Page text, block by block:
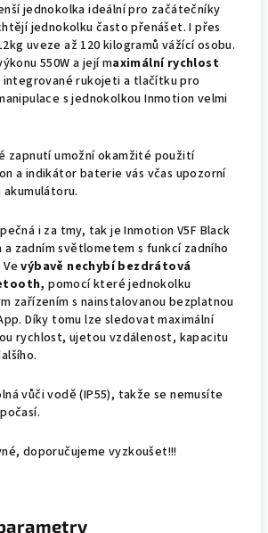
jednokolka ideální pro začátečníky
jednokolku často přenášet. I přes
uveze až 120 kilogramů vážící osobu.
550W a její maximální rychlost
integrované rukojeti a tlačítku pro
s jednokolkou Inmotion velmi
zapnutí umožní okamžité použití
a indikátor baterie vás včas upozorní
i za tmy, tak je Inmotion V5F Black
zadním světlometem s funkcí zadního
Vevýbavě nechybí bezdrátová
pomocí které jednokolku
zařízením s nainstalovanou bezplatnou
Díky tomu lze sledovat maximální
rychlost, ujetou vzdálenost, kapacitu
vůči vodě (IP55), takže se nemusíte
doporučujeme vyzkoušet!!!